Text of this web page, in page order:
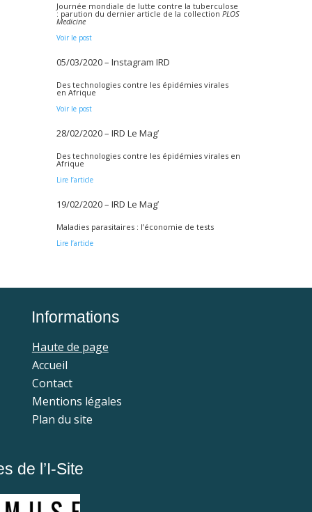
Journée mondiale de lutte contre la tuberculose
: parution du dernier article de la collection PLOS
Medicine
Voir le post
05/03/2020 – Instagram IRD
Des technologies contre les épidémies virales
en Afrique
Voir le post
28/02/2020 – IRD Le Mag’
Des technologies contre les épidémies virales en
Afrique
Lire l’article
19/02/2020 – IRD Le Mag’
Maladies parasitaires : l’économie de tests
Lire l’article
Informations
Haute de page
Accueil
Contact
Mentions légales
Plan du site
de l’I-Site